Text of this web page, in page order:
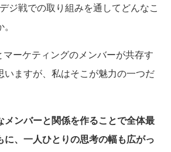
ジ戦での取り組みを通してどんなこ
マーケティングのメンバーが共存す
いますが、私はそこが魅力の一つだ
メンバーと関係を作ることで全体最
に、一人ひとりの思考の幅も広がっ